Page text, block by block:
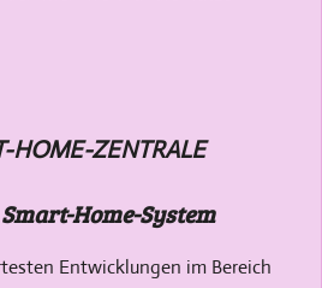
HOME-ZENTRALE
Home-System
Entwicklungen im Bereich